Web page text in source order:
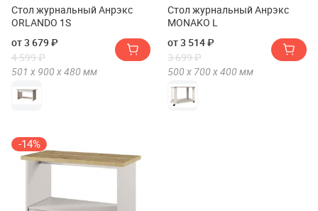
Стол журнальный Анрэкс
ORLANDO 1S
от 3 679 ₽
4 599 ₽
501 х 900 х480 мм
Стол журнальный Анрэкс
MONAKO L
от 3 514 ₽
3 699 ₽
500 х 700 х400 мм
-14%